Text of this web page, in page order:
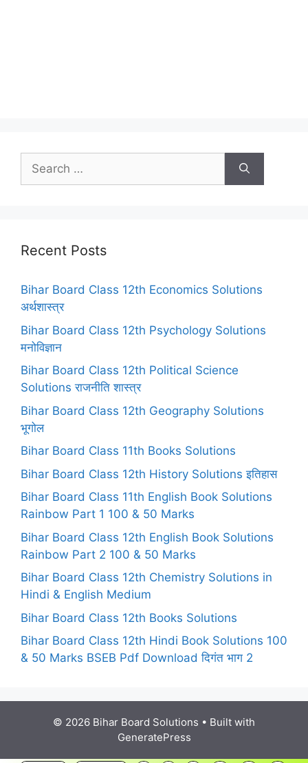
Search
for:
Recent Posts
Bihar Board Class 12th Economics Solutions
अर्थशास्त्र
Bihar Board Class 12th Psychology Solutions
मनोविज्ञान
Bihar Board Class 12th Political Science
Solutions राजनीति शास्त्र
Bihar Board Class 12th Geography Solutions
भूगोल
Bihar Board Class 11th Books Solutions
Bihar Board Class 12th History Solutions इतिहास
Bihar Board Class 11th English Book Solutions
Rainbow Part 1 100 & 50 Marks
Bihar Board Class 12th English Book Solutions
Rainbow Part 2 100 & 50 Marks
Bihar Board Class 12th Chemistry Solutions in
Hindi & English Medium
Bihar Board Class 12th Books Solutions
Bihar Board Class 12th Hindi Book Solutions 100
& 50 Marks BSEB Pdf Download दिगंत भाग 2
© 2026 Bihar Board Solutions • Built with
GeneratePress